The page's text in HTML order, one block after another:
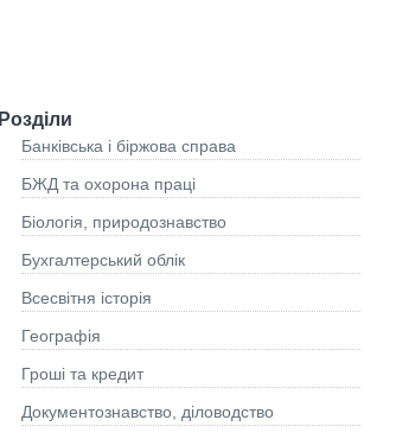
Розділи
Банківська і біржова справа
БЖД та охорона праці
Біологія, природознавство
Бухгалтерський облік
Всесвітня історія
Географія
Гроші та кредит
Документознавство, діловодство